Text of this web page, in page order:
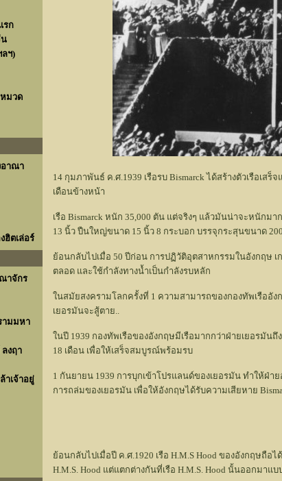
รก
น
ฯ)
มวด
อาณา
ตเล่อร์
าจักร
ามมหา
งฤา
าเจ้าอยู่
14 กุมภาพันธ์ ค.ศ.1939 เรือรบ Bismarck ได้สร้างตัวเรือเ
เดือนข้างหน้า
เรือ Bismarck หนัก 35,000 ตัน แต่จริงๆ แล้วมันน่าจะหนักม
13 นิ้ว ปืนใหญ่ขนาด 15 นิ้ว 8 กระบอก บรรจุกระสุนขนาด
ย้อนกลับไปเมื่อ 50 ปีก่อน การปฏิวัติอุตสาหกรรมในอังกฤษ
ตลอด และใช้กำลังทางน้ำเป็นกำลังรบหลัก
ในสมัยสงครามโลกครั้งที่ 1 ความสามารถของกองทัพเรืออั
เยอรมันจะสู้ตาย..
ในปี 1939 กองทัพเรือของอังกฤษมีเรือมากกว่าฝ่ายเยอรมัน
18 เดือน เพื่อให้เสร็จสมบูรณ์พร้อมรบ
1 กันยายน 1939 การบุกเข้าโปรแลนด์ของเยอรมัน ทำให้ฝ่
การถล่มของเยอรมัน เพื่อให้อังกฤษได้รับความเสียหาย
H.M.S.
ย้อนกลับไปเมื่อปี ค.ศ.1920 เรือ H.M.S Hood ของอังกฤษถื
H.M.S. Hood แต่แตกต่างกันที่เรือ H.M.S. Hood นั้นออกมา